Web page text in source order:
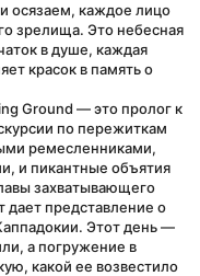
осязаем, каждое лицо
зрелища. Это небесная
в душе, каждая
красок в память о
Ground — это пролог к
по пережиткам
ремесленниками,
и пикантные объятия
захватывающего
представление о
Этот день —
а погружение в
какой ее возвестило